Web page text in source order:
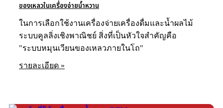
ของเหลวในเครื่องจ่ายน้ำหวาน
ในการเลือกใช้งานเครื่องจ่ายเครื่องดื่มและน้ำผลไม้
ระบบคูลลิ่งเชิงพาณิชย์ สิ่งที่เป็นหัวใจสำคัญคือ
"ระบบหมุนเวียนของเหลวภายในโถ"
รายละเอียด »